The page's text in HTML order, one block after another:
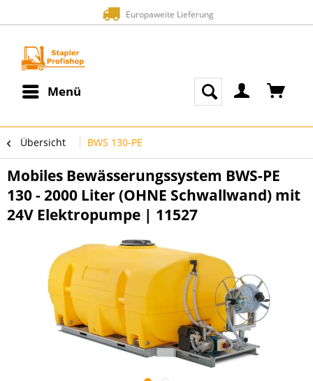
Europaweite Lieferung
Menü
Übersicht BWS 130-PE
Mobiles Bewässerungssystem BWS-PE
130 - 2000 Liter (OHNE Schwallwand) mit
24V Elektropumpe | 11527